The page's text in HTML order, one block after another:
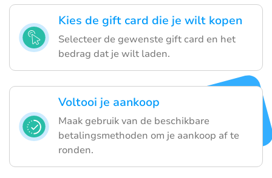
Kies de gift card die je wilt kopen
Selecteer de gewenste gift card en het
bedrag dat je wilt laden.
Voltooi je aankoop
Maak gebruik van de beschikbare
betalingsmethoden om je aankoop af te
ronden.